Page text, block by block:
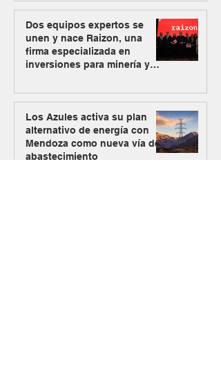
Dos equipos expertos se
unen y nace Raizon, una
firma especializada en
inversiones para minería y
Los Azules activa su plan
alternativo de energía con
Mendoza como nueva vía de
abastecimiento